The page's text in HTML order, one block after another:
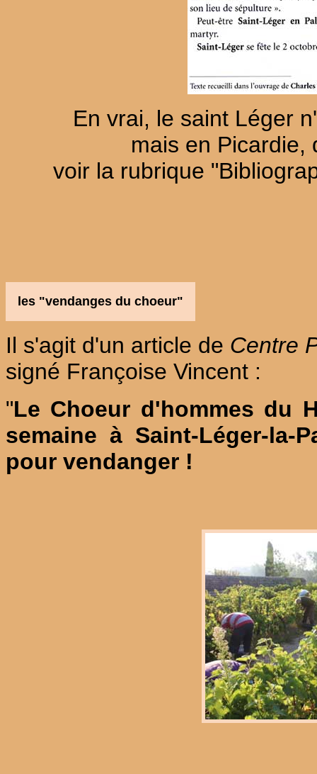
En vrai, le saint Léger
mais en Picardie,
voir la rubrique
les "vendanges du choeur"
Il s'agit d'un article de Centre
signé Françoise Vincent :
"Le Choeur d'hommes du
semaine à Saint-Léger-
pour vendanger !